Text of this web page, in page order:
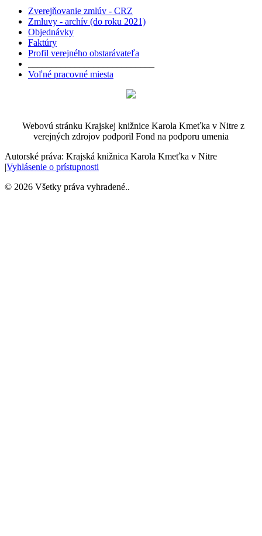
Zverejňovanie zmlúv - CRZ
Zmluvy - archív (do roku 2021)
Objednávky
Faktúry
Profil verejného obstarávateľa
Voľné pracovné miesta
Webovú stránku Krajskej knižnice Karola Kmeťka v Nitre z
verejných zdrojov podporil Fond na podporu umenia
Autorské práva: Krajská knižnica Karola Kmeťka v Nitre
|Vyhlásenie o prístupnosti
© 2026 Všetky práva vyhradené..